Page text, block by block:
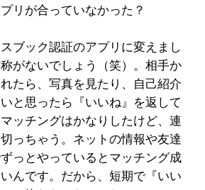
リが合っていなかった？
スブック認証のアプリに変えまし
がないでしょう（笑）。相手か
たら、写真を見たり、自己紹介
と思ったら『いいね』を返して
ッチングはかなりしたけど、連
っちゃう。ネットの情報や友達
っとやっているとマッチング成
んです。だから、短期で『いい